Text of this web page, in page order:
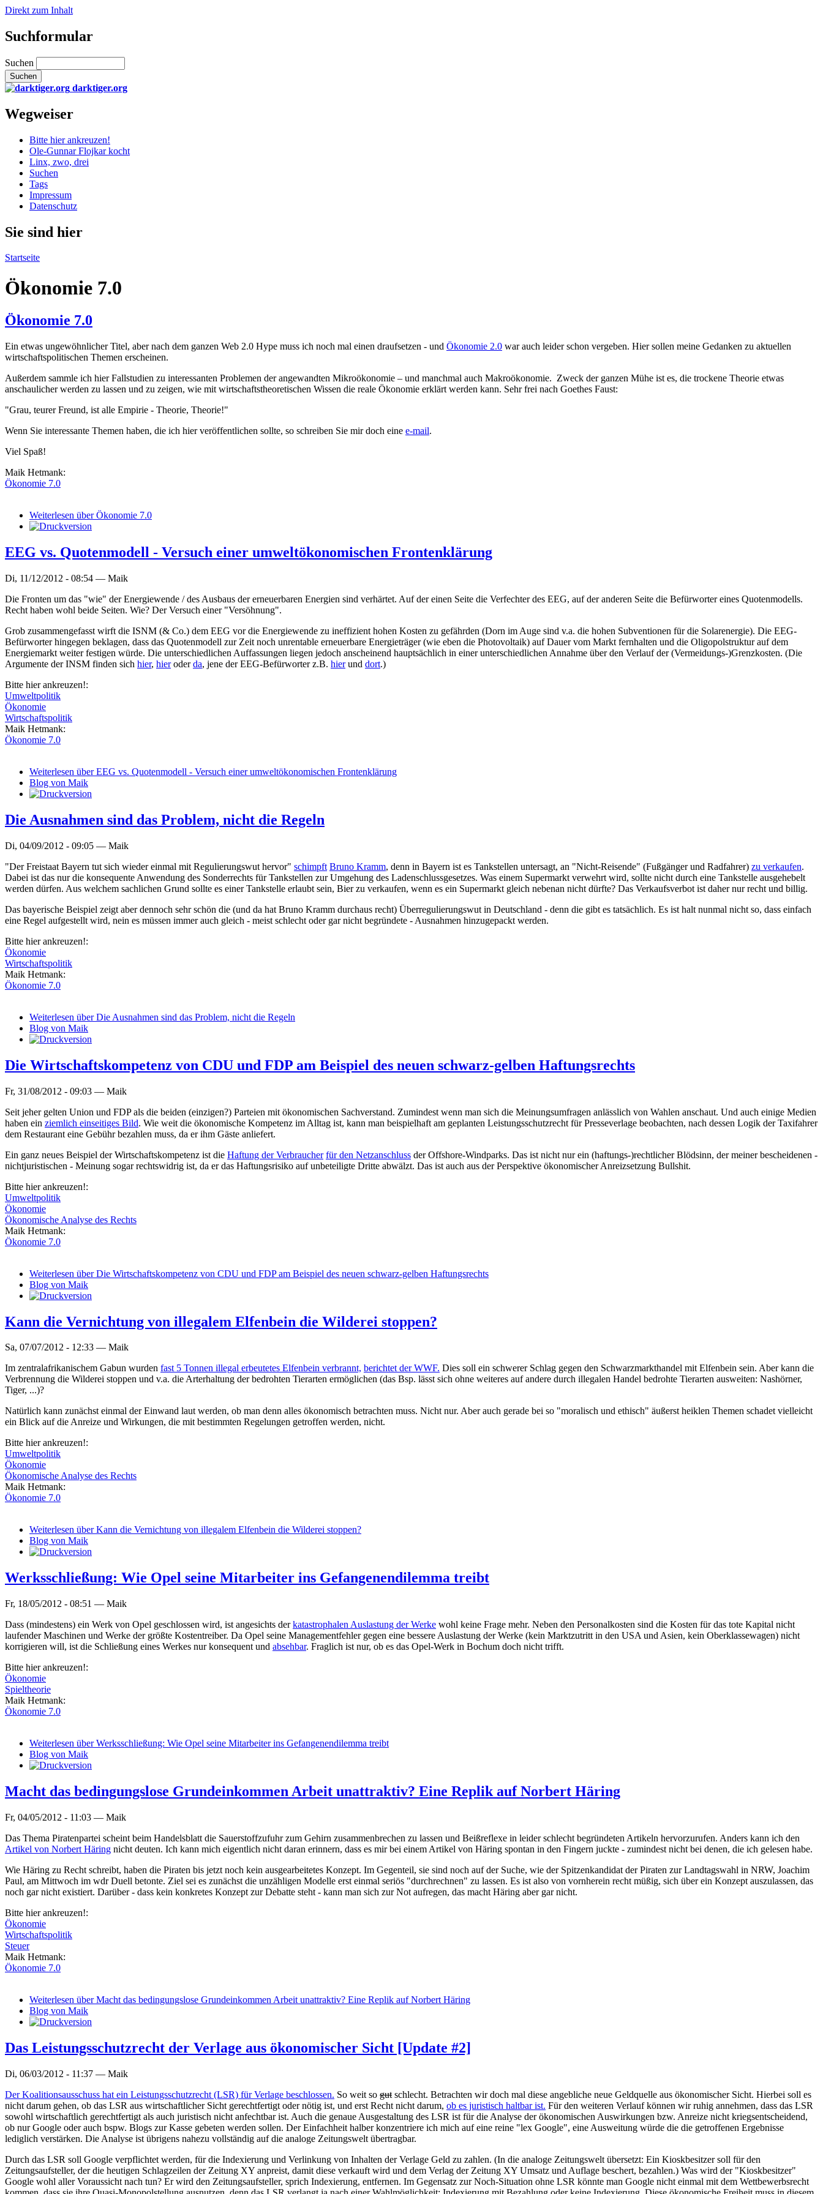
Direkt zum Inhalt
Suchformular
Suchen
darktiger.org
Wegweiser
Bitte hier ankreuzen!
Ole-Gunnar Flojkar kocht
Linx, zwo, drei
Suchen
Tags
Impressum
Datenschutz
Sie sind hier
Startseite
Ökonomie 7.0
Ökonomie 7.0
Ein etwas ungewöhnlicher Titel, aber nach dem ganzen Web 2.0 Hype muss ich noch mal einen draufsetzen - und Ökonomie 2.0 war auch leider schon vergeben. Hier sollen meine Gedanken zu aktuellen
wirtschaftspolitischen Themen erscheinen.
Außerdem sammle ich hier Fallstudien zu interessanten Problemen der angewandten Mikroökonomie – und manchmal auch Makroökonomie. Zweck der ganzen Mühe ist es, die trockene Theorie etwas
anschaulicher werden zu lassen und zu zeigen, wie mit wirtschaftstheoretischen Wissen die reale Ökonomie erklärt werden kann. Sehr frei nach Goethes Faust:
"Grau, teurer Freund, ist alle Empirie - Theorie, Theorie!"
Wenn Sie interessante Themen haben, die ich hier veröffentlichen sollte, so schreiben Sie mir doch eine e-mail.
Viel Spaß!
Maik Hetmank:
Ökonomie 7.0
Weiterlesen über Ökonomie 7.0
EEG vs. Quotenmodell - Versuch einer umweltökonomischen Frontenklärung
Di, 11/12/2012 - 08:54 — Maik
Die Fronten um das "wie" der Energiewende / des Ausbaus der erneuerbaren Energien sind verhärtet. Auf der einen Seite die Verfechter des EEG, auf der anderen Seite die Befürworter eines Quotenmodells.
Recht haben wohl beide Seiten. Wie? Der Versuch einer "Versöhnung".
Grob zusammengefasst wirft die ISNM (& Co.) dem EEG vor die Energiewende zu ineffizient hohen Kosten zu gefährden (Dorn im Auge sind v.a. die hohen Subventionen für die Solarenergie). Die EEG-
Befürworter hingegen beklagen, dass das Quotenmodell zur Zeit noch unrentable erneuerbare Energieträger (wie eben die Photovoltaik) auf Dauer vom Markt fernhalten und die Oligopolstruktur auf dem
Energiemarkt weiter festigen würde. Die unterschiedlichen Auffassungen liegen jedoch anscheinend hauptsächlich in einer unterschiedlichen Annahme über den Verlauf der (Vermeidungs-)Grenzkosten. (Die
Argumente der INSM finden sich hier, hieroderda, jene der EEG-Befürworter z.B. hierund dort.)
Bitte hier ankreuzen!:
Umweltpolitik
Ökonomie
Wirtschaftspolitik
Maik Hetmank:
Ökonomie 7.0
Weiterlesen über EEG vs. Quotenmodell - Versuch einer umweltökonomischen Frontenklärung
Blog von Maik
Die Ausnahmen sind das Problem, nicht die Regeln
Di, 04/09/2012 - 09:05 — Maik
"Der Freistaat Bayern tut sich wieder einmal mit Regulierungswut hervor" schimpft Bruno Kramm, denn in Bayern ist es Tankstellen untersagt, an "Nicht-Reisende" (Fußgänger und Radfahrer) zu verkaufen.
Dabei ist das nur die konsequente Anwendung des Sonderrechts für Tankstellen zur Umgehung des Ladenschlussgesetzes. Was einem Supermarkt verwehrt wird, sollte nicht durch eine Tankstelle ausgehebelt
werden dürfen. Aus welchem sachlichen Grund sollte es einer Tankstelle erlaubt sein, Bier zu verkaufen, wenn es ein Supermarkt gleich nebenan nicht dürfte? Das Verkaufsverbot ist daher nur recht und billig.
Das bayerische Beispiel zeigt aber dennoch sehr schön die (und da hat Bruno Kramm durchaus recht) Überregulierungswut in Deutschland - denn die gibt es tatsächlich. Es ist halt nunmal nicht so, dass einfach
eine Regel aufgestellt wird, nein es müssen immer auch gleich - meist schlecht oder gar nicht begründete - Ausnahmen hinzugepackt werden.
Bitte hier ankreuzen!:
Ökonomie
Wirtschaftspolitik
Maik Hetmank:
Ökonomie 7.0
Weiterlesen über Die Ausnahmen sind das Problem, nicht die Regeln
Blog von Maik
Die Wirtschaftskompetenz von CDU und FDP am Beispiel des neuen schwarz-gelben Haftungsrechts
Fr, 31/08/2012 - 09:03 — Maik
Seit jeher gelten Union und FDP als die beiden (einzigen?) Parteien mit ökonomischen Sachverstand. Zumindest wenn man sich die Meinungsumfragen anlässlich von Wahlen anschaut. Und auch einige Medien
haben ein ziemlich einseitiges Bild. Wie weit die ökonomische Kompetenz im Alltag ist, kann man beispielhaft am geplanten Leistungsschutzrecht für Presseverlage beobachten, nach dessen Logik der Taxifahrer
dem Restaurant eine Gebühr bezahlen muss, da er ihm Gäste anliefert.
Ein ganz neues Beispiel der Wirtschaftskompetenz ist die Haftung der Verbraucher für den Netzanschluss der Offshore-Windparks. Das ist nicht nur ein (haftungs-)rechtlicher Blödsinn, der meiner bescheidenen -
nichtjuristischen - Meinung sogar rechtswidrig ist, da er das Haftungsrisiko auf unbeteiligte Dritte abwälzt. Das ist auch aus der Perspektive ökonomischer Anreizsetzung Bullshit.
Bitte hier ankreuzen!:
Umweltpolitik
Ökonomie
Ökonomische Analyse des Rechts
Maik Hetmank:
Ökonomie 7.0
Weiterlesen über Die Wirtschaftskompetenz von CDU und FDP am Beispiel des neuen schwarz-gelben Haftungsrechts
Blog von Maik
Kann die Vernichtung von illegalem Elfenbein die Wilderei stoppen?
Sa, 07/07/2012 - 12:33 — Maik
Im zentralafrikanischem Gabun wurden fast 5 Tonnen illegal erbeutetes Elfenbein verbrannt, berichtet der WWF. Dies soll ein schwerer Schlag gegen den Schwarzmarkthandel mit Elfenbein sein. Aber kann die
Verbrennung die Wilderei stoppen und v.a. die Arterhaltung der bedrohten Tierarten ermöglichen (das Bsp. lässt sich ohne weiteres auf andere durch illegalen Handel bedrohte Tierarten ausweiten: Nashörner,
Tiger, ...)?
Natürlich kann zunächst einmal der Einwand laut werden, ob man denn alles ökonomisch betrachten muss. Nicht nur. Aber auch gerade bei so "moralisch und ethisch" äußerst heiklen Themen schadet vielleicht
ein Blick auf die Anreize und Wirkungen, die mit bestimmten Regelungen getroffen werden, nicht.
Bitte hier ankreuzen!:
Umweltpolitik
Ökonomie
Ökonomische Analyse des Rechts
Maik Hetmank:
Ökonomie 7.0
Weiterlesen über Kann die Vernichtung von illegalem Elfenbein die Wilderei stoppen?
Blog von Maik
Werksschließung: Wie Opel seine Mitarbeiter ins Gefangenendilemma treibt
Fr, 18/05/2012 - 08:51 — Maik
Dass (mindestens) ein Werk von Opel geschlossen wird, ist angesichts derkatastrophalen Auslastung der Werke wohl keine Frage mehr. Neben den Personalkosten sind die Kosten für das tote Kapital nicht
laufender Maschinen und Werke der größte Kostentreiber. Da Opel seine Managementfehler gegen eine bessere Auslastung der Werke (kein Marktzutritt in den USA und Asien, kein Oberklassewagen) nicht
korrigieren will, ist die Schließung eines Werkes nur konsequent und absehbar. Fraglich ist nur, ob es das Opel-Werk in Bochum doch nicht trifft.
Bitte hier ankreuzen!:
Ökonomie
Spieltheorie
Maik Hetmank:
Ökonomie 7.0
Weiterlesen über Werksschließung: Wie Opel seine Mitarbeiter ins Gefangenendilemma treibt
Blog von Maik
Macht das bedingungslose Grundeinkommen Arbeit unattraktiv? Eine Replik auf Norbert Häring
Fr, 04/05/2012 - 11:03 — Maik
Das Thema Piratenpartei scheint beim Handelsblatt die Sauerstoffzufuhr zum Gehirn zusammenbrechen zu lassen und Beißreflexe in leider schlecht begründeten Artikeln hervorzurufen. Anders kann ich den
Artikel von Norbert Häring nicht deuten. Ich kann mich eigentlich nicht daran erinnern, dass es mir bei einem Artikel von Häring spontan in den Fingern juckte - zumindest nicht bei denen, die ich gelesen habe.
Wie Häring zu Recht schreibt, haben die Piraten bis jetzt noch kein ausgearbeitetes Konzept. Im Gegenteil, sie sind noch auf der Suche, wie der Spitzenkandidat der Piraten zur Landtagswahl in NRW, Joachim
Paul, am Mittwoch im wdr Duell betonte. Ziel sei es zunächst die unzähligen Modelle erst einmal seriös "durchrechnen" zu lassen. Es ist also von vornherein recht müßig, sich über ein Konzept auszulassen, das
noch gar nicht existiert. Darüber - dass kein konkretes Konzept zur Debatte steht - kann man sich zur Not aufregen, das macht Häring aber gar nicht.
Bitte hier ankreuzen!:
Ökonomie
Wirtschaftspolitik
Steuer
Maik Hetmank:
Ökonomie 7.0
Weiterlesen über Macht das bedingungslose Grundeinkommen Arbeit unattraktiv? Eine Replik auf Norbert Häring
Blog von Maik
Das Leistungsschutzrecht der Verlage aus ökonomischer Sicht [Update #2]
Di, 06/03/2012 - 11:37 — Maik
Der Koalitionsausschuss hat ein Leistungsschutzrecht (LSR) für Verlage beschlossen. So weit so gut schlecht. Betrachten wir doch mal diese angebliche neue Geldquelle aus ökonomischer Sicht. Hierbei soll es
nicht darum gehen, ob das LSR aus wirtschaftlicher Sicht gerechtfertigt oder nötig ist, und erst Recht nicht darum, ob es juristisch haltbar ist. Für den weiteren Verlauf können wir ruhig annehmen, dass das LSR
sowohl wirtschaftlich gerechtfertigt als auch juristisch nicht anfechtbar ist. Auch die genaue Ausgestaltung des LSR ist für die Analyse der ökonomischen Auswirkungen bzw. Anreize nicht kriegsentscheidend,
ob nur Google oder auch bspw. Blogs zur Kasse gebeten werden sollen. Der Einfachheit halber konzentriere ich mich auf eine reine "lex Google", eine Ausweitung würde die die getroffenen Ergebnisse
lediglich verstärken. Die Analyse ist übrigens nahezu vollständig auf die analoge Zeitungswelt übertragbar.
Durch das LSR soll Google verpflichtet werden, für die Indexierung und Verlinkung von Inhalten der Verlage Geld zu zahlen. (In die analoge Zeitungswelt übersetzt: Ein Kioskbesitzer soll für den
Zeitungsaufsteller, der die heutigen Schlagzeilen der Zeitung XY anpreist, damit diese verkauft wird und dem Verlag der Zeitung XY Umsatz und Auflage beschert, bezahlen.) Was wird der "Kioskbesitzer"
Google wohl aller Voraussicht nach tun? Er wird den Zeitungsaufsteller, sprich Indexierung, entfernen. Im Gegensatz zur Noch-Situation ohne LSR könnte man Google nicht einmal mit dem Wettbewerbsrecht